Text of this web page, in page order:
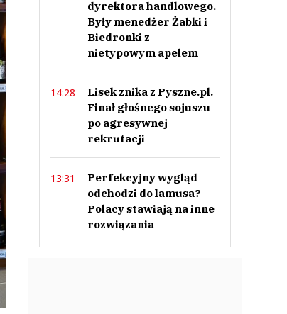
dyrektora handlowego.
Były menedżer Żabki i
Biedronki z
nietypowym apelem
14:28
Lisek znika z Pyszne.pl.
Finał głośnego sojuszu
po agresywnej
rekrutacji
13:31
Perfekcyjny wygląd
odchodzi do lamusa?
Polacy stawiają na inne
rozwiązania